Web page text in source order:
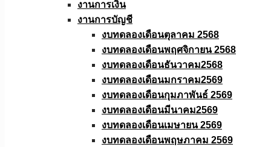
งานการเงิน
งานการบัญชี
งบทดลองเดือนตุลาคม 2568
งบทดลองเดือนพฤศจิกายน 2568
งบทดลองเดือนธันวาคม2568
งบทดลองเดือนมกราคม2569
งบทดลองเดือนกุมภาพันธ์ 2569
งบทดลองเดือนมีนาคม2569
งบทดลองเดือนเมษายน 2569
งบทดลองเดือนพฤษภาคม 2569